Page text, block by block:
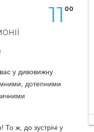
00
11
у дивовижну
дотепними
То ж, до зустрічі у